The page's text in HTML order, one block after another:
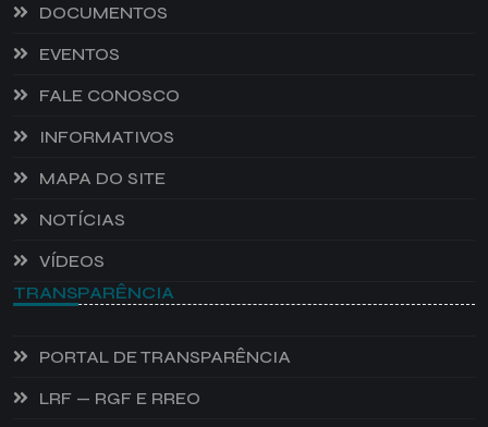
DOCUMENTOS
EVENTOS
FALE CONOSCO
INFORMATIVOS
MAPA DO SITE
NOTÍCIAS
VÍDEOS
TRANSPARÊNCIA
PORTAL DE TRANSPARÊNCIA
LRF — RGF E RREO